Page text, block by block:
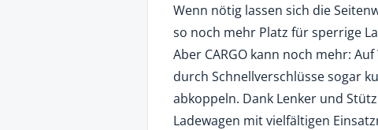
Wenn nötig lassen sich die
so noch mehr Platz für sperrige
Aber CARGO kann noch mehr:
durch Schnellverschlüsse sogar
abkoppeln. Dank Lenker und
Ladewagen mit vielfältigen